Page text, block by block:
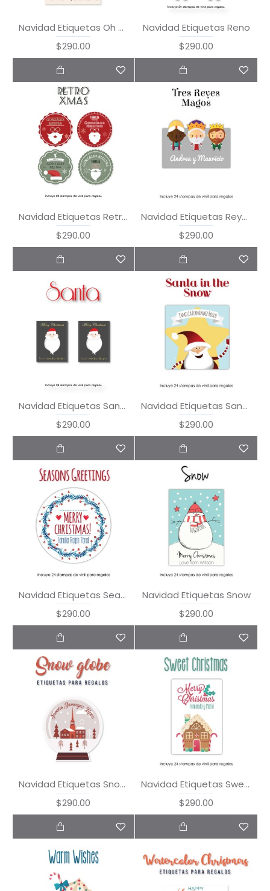
Navidad Etiquetas Oh Christmas Tree
$290.00
Navidad Etiquetas Reno
$290.00
Navidad Etiquetas Retro Xmas
$290.00
Navidad Etiquetas Reyes Magos
$290.00
Navidad Etiquetas Santa
$290.00
Navidad Etiquetas Santa in the Snow
$290.00
Navidad Etiquetas Season's Greetings
$290.00
Navidad Etiquetas Snow
$290.00
Navidad Etiquetas Snow Globe
$290.00
Navidad Etiquetas Sweet Christmas
$290.00